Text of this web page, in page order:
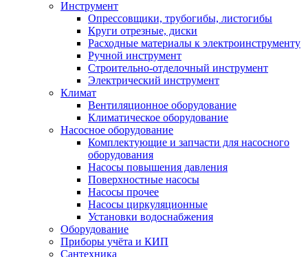
Инструмент
Опрессовщики, трубогибы, листогибы
Круги отрезные, диски
Расходные материалы к электроинструменту
Ручной инструмент
Строительно-отделочный инструмент
Электрический инструмент
Климат
Вентиляционное оборудование
Климатическое оборудование
Насосное оборудование
Комплектующие и запчасти для насосного
оборудования
Насосы повышения давления
Поверхностные насосы
Насосы прочее
Насосы циркуляционные
Установки водоснабжения
Оборудование
Приборы учёта и КИП
Сантехника